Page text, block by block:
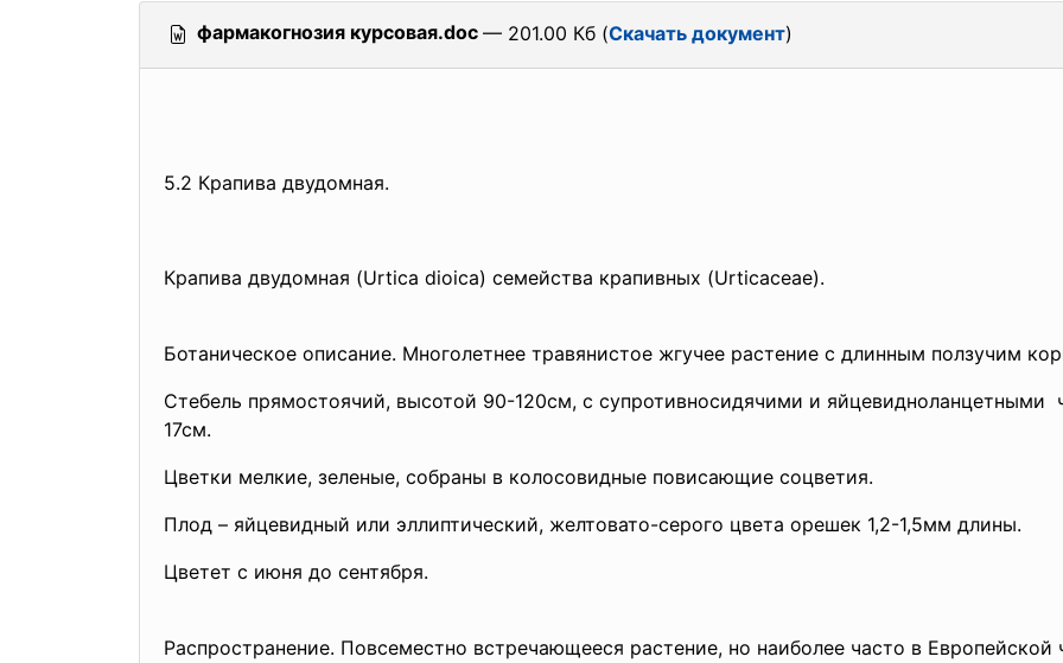
фармакогнозия курсовая.doc — 201.00 Кб (Скачать документ)
5.2 Крапива двудомная.
Крапива двудомная (Urtica dioica) семейства крапивных (Urticaceae).
Ботаническое описание. Многолетнее травянистое жгучее растение с длинным ползучим
Стебель прямостоячий, высотой 90-120см, с супротивносидячими и
17см.
Цветки мелкие, зеленые, собраны в колосовидные повисающие соцветия.
Плод – яйцевидный или эллиптический, желтовато-серого цвета орешек 1,2-1,5мм длины.
Цветет с июня до сентября.
Распространение. Повсеместно встречающееся растение, но наиболее часто в